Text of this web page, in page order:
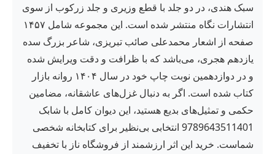
سبک هندی، در دو جلد با قطع وزیری و جلد زرکوب از سوی
انتشارات نگاه منتشر شده است. این مجموعه شامل ۱۴۵۷
صفحه از اشعار محمدعلی صائب تبریزی، شاعر بزرگ سده
یازدهم هجری، می‌باشد که با ظرافت و دقت ویرایش شده
و در دوازدهمین نوبت چاپ خود در سال ۱۴۰۴ روانه بازار
کتاب شده است. اگر به دنبال غزل‌های عاشقانه، مضامین
حکمی و تمثیل‌های بدیع هستید، این دیوان کامل با شابک
9789643511401 انتخابی بی‌نظیر برای کتابخانه شخصی
شماست. خرید این اثر ارزشمند از فروشگاه ناز با تخفیف